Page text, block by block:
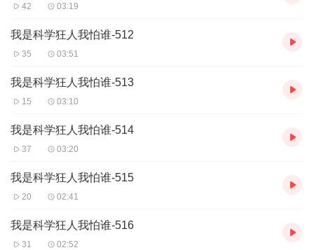
42 03:19
我是科学狂人我怕谁-512
35 03:51
我是科学狂人我怕谁-513
15 03:10
我是科学狂人我怕谁-514
37 03:20
我是科学狂人我怕谁-515
20 02:41
我是科学狂人我怕谁-516
31 02:52